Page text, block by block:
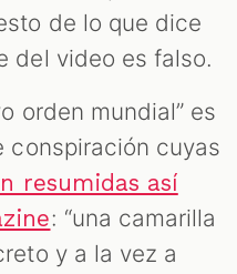
de lo que dice
del video es falso.
orden mundial” es
conspiración cuyas
resumidas así
: “una camarilla
y a la vez a